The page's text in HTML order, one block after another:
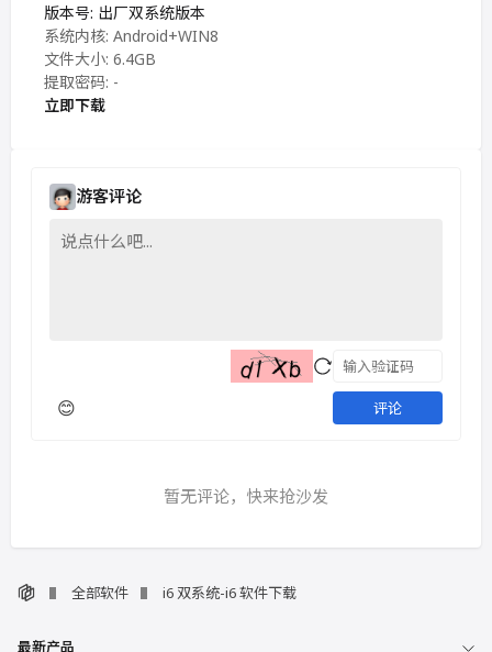
版本号: 出厂双系统版本
系统内核: Android+WIN8
文件大小: 6.4GB
提取密码: -
立即下载
游客评论
😊 评论
暂无评论，快来抢沙发
全部软件 i6 双系统-i6 软件下载
最新产品